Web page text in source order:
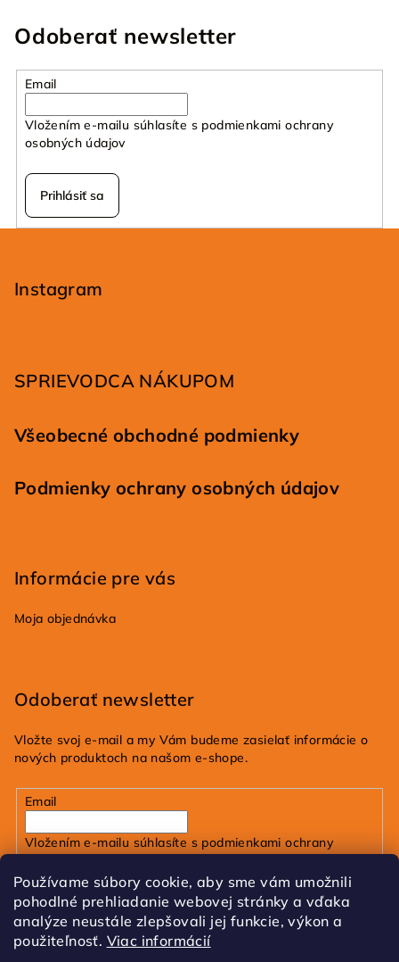
Používame súbory cookie, aby sme vám umožnili
pohodlné prehliadanie webovej stránky a vďaka
analýze neustále zlepšovali jej funkcie, výkon a
použiteľnosť. Viac informácií
á
d
a
e
y
Odoberať newsletter
Email
Vložením e-mailu súhlasíte s podmienkami ochrany
osobných údajov
Prihlásiť sa
Instagram
SPRIEVODCA NÁKUPOM
Všeobecné obchodné podmienky
Podmienky ochrany osobných údajov
Informácie pre vás
Moja objednávka
Odoberať newsletter
Vložte svoj e-mail a my Vám budeme zasielať informácie o
nových produktoch na našom e-shope.
Email
Vložením e-mailu súhlasíte s podmienkami ochrany
Prihlásiť sa